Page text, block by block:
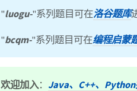
"luogu-"系列题目可在洛谷题库
"bcqm-"系列题目可在编程启蒙
欢迎加入 ： Java、C++、